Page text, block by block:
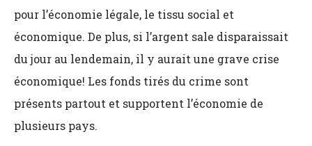
pour l’économie légale, le tissu social et
économique. De plus, si l’argent sale disparaissait
du jour au lendemain, il y aurait une grave crise
économique! Les fonds tirés du crime sont
présents partout et supportent l’économie de
plusieurs pays.